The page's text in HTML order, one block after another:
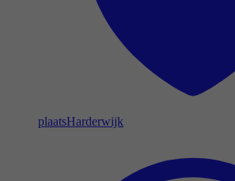
plaatsHarderwijk